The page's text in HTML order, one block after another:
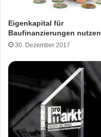
Eigenkapital für
Baufinanzierungen nutzen
30. Dezember 2017